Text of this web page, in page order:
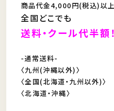
商品代金4,000円(税込)以
全国どこでも
送料・クール代半額！
-通常送料-
〈九州(沖縄以外)〉
〈全国(北海道・九州以外)
〈北海道・沖縄〉